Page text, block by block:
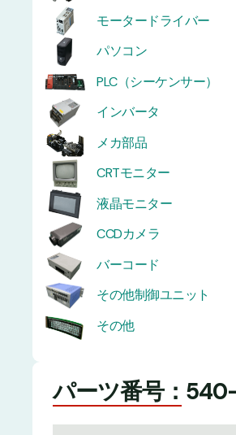
モータードライバー
パソコン
PLC（シーケンサー）
インバータ
メカ部品
CRTモニター
液晶モニター
CCDカメラ
バーコード
その他制御ユニット
その他
パーツ番号：